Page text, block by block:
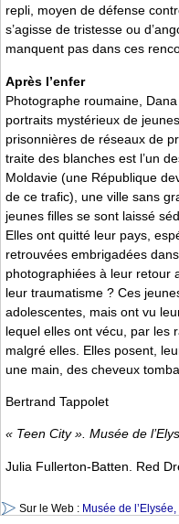
repli, moyen de défense
s’agisse de tristesse ou
manquent pas dans ces
Après l’enfer
Photographe roumaine,
portraits mystérieux de
prisonnières de réseaux de
traite des blanches est l’un
Moldavie (une République
de ce trafic), une ville sans
jeunes filles se sont laissé
Elles ont quitté leur pays,
retrouvées embrigadées
photographiées à leur retour
leur traumatisme ? Ces
adolescentes, mais ont vu
lequel elles ont vécu, par les
malgré elles. Elles posent,
une main, des cheveux
Bertrand Tappolet
« Teen City ». Musée de
Julia Fullerton-Batten. Red
Sur le Web : Musée de